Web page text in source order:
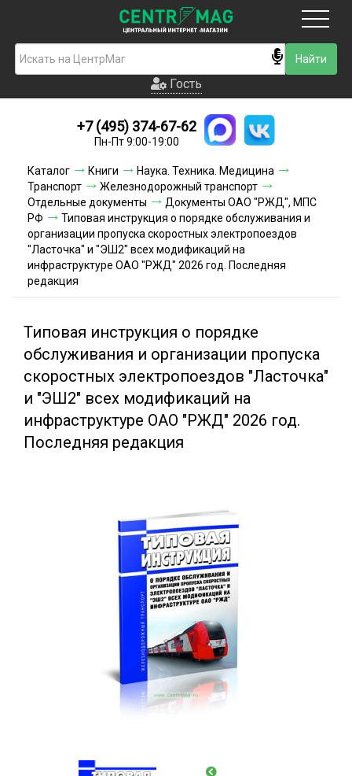
Гость
Новинки
Условия доставки
Условия оплаты
Контакты
Акции и скидки
Гость
+7 (495) 374-67-62
Пн-Пт 9:00-19:00
Каталог Книги
Наука. Техника. Медицина
Транспорт
Железнодорожный транспорт
Отдельные документы
Документы ОАО "РЖД", МПС
РФ
Типовая инструкция о порядке обслуживания и
организации пропуска скоростных электропоездов
"Ласточка" и "ЭШ2" всех модификаций на
инфраструктуре ОАО "РЖД" 2026 год. Последняя
редакция
Типовая инструкция о порядке
обслуживания и организации пропуска
скоростных электропоездов "Ласточка"
и "ЭШ2" всех модификаций на
инфраструктуре ОАО "РЖД" 2026 год.
Последняя редакция